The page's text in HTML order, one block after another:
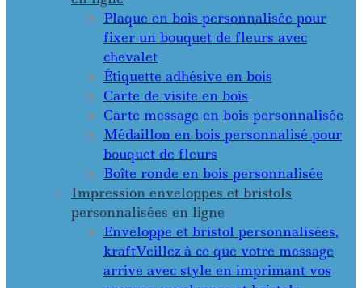
Plaque en bois personnalisée pour
fixer un bouquet de fleurs avec
chevalet
Étiquette adhésive en bois
Carte de visite en bois
Carte message en bois personnalisée
Médaillon en bois personnalisé pour
bouquet de fleurs
Boîte ronde en bois personnalisée
Impression enveloppes et bristols
personnalisées en ligne
Enveloppe et bristol personnalisées,
kraftVeillez à ce que votre message
arrive avec style en imprimant vos